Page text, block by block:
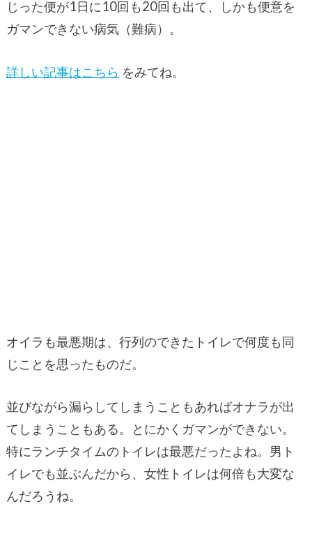
じった便が1日に10回も20回も出て、しかも便意を
ガマンできない病気（難病）。
詳しい記事はこちら をみてね。
オイラも最悪期は、行列のできたトイレで何度も同
じことを思ったものだ。
並びながら漏らしてしまうこともあればオナラが出
てしまうこともある。とにかくガマンができない。
特にランチタイムのトイレは最悪だったよね。男ト
イレでも並ぶんだから、女性トイレは何倍も大変な
んだろうね。